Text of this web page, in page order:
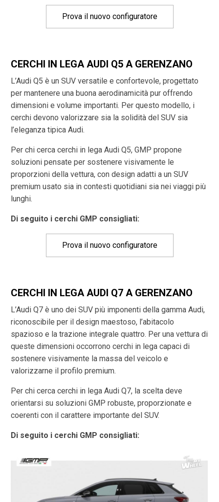
Prova il nuovo configuratore
CERCHI IN LEGA AUDI Q5 A GERENZANO
L’Audi Q5 è un SUV versatile e confortevole, progettato
per mantenere una buona aerodinamicità pur offrendo
dimensioni e volume importanti. Per questo modello, i
cerchi devono valorizzare sia la solidità del SUV sia
l’eleganza tipica Audi.
Per chi cerca cerchi in lega Audi Q5, GMP propone
soluzioni pensate per sostenere visivamente le
proporzioni della vettura, con design adatti a un SUV
premium usato sia in contesti quotidiani sia nei viaggi più
lunghi.
Di seguito i cerchi GMP consigliati:
Prova il nuovo configuratore
CERCHI IN LEGA AUDI Q7 A GERENZANO
L’Audi Q7 è uno dei SUV più imponenti della gamma Audi,
riconoscibile per il design maestoso, l’abitacolo
spazioso e la trazione integrale quattro. Per una vettura di
queste dimensioni occorrono cerchi in lega capaci di
sostenere visivamente la massa del veicolo e
valorizzarne il profilo premium.
Per chi cerca cerchi in lega Audi Q7, la scelta deve
orientarsi su soluzioni GMP robuste, proporzionate e
coerenti con il carattere importante del SUV.
Di seguito i cerchi GMP consigliati: